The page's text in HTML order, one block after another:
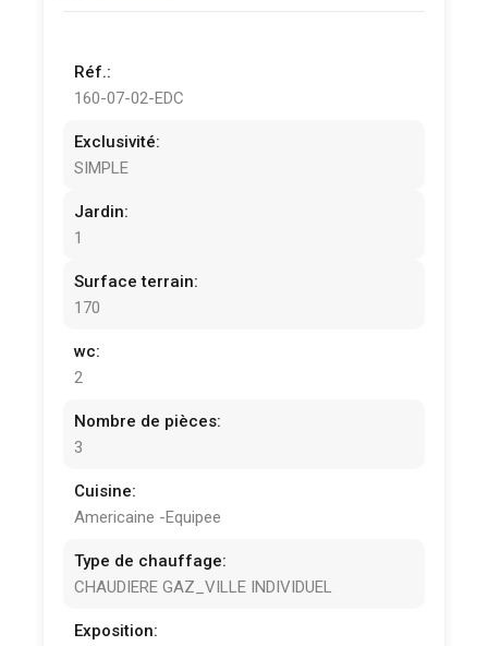
Réf.:
160-07-02-EDC
Exclusivité:
SIMPLE
Jardin:
1
Surface terrain:
170
wc:
2
Nombre de pièces:
3
Cuisine:
Americaine -Equipee
Type de chauffage:
CHAUDIERE GAZ_VILLE INDIVIDUEL
Exposition: